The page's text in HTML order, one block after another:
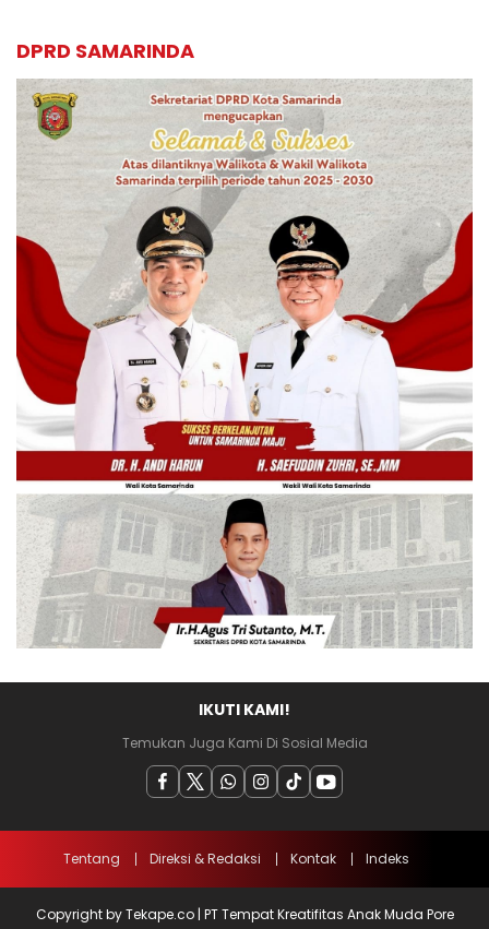
DPRD SAMARINDA
IKUTI KAMI!
Temukan Juga Kami Di Sosial Media
Tentang Direksi & Redaksi Kontak Indeks
Copyright by Tekape.co | PT Tempat Kreatifitas Anak Muda Pore